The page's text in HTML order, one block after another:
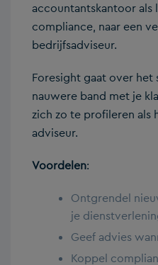
accountantskantoor als
compliance, naar een
bedrijfsadviseur.
Foresight gaat over het
nauwere band met je
zich zo te profileren als
adviseur.
Voordelen:
Ontgrendel
je
Geef advies
Koppel